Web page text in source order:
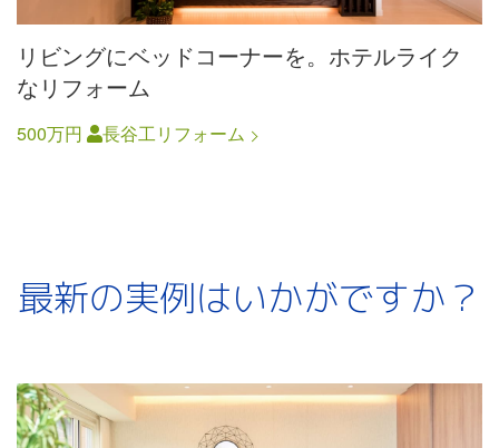
リビングにベッドコーナーを。ホテルライク
なリフォーム
500万円 長谷工リフォーム
最新の実例はいかがですか？